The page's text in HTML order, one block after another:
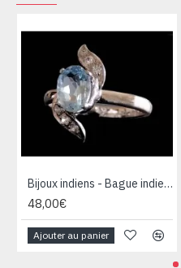
Bijoux indiens - Bague indienne rhodiée Topaze
48,00€
Ajouter au panier